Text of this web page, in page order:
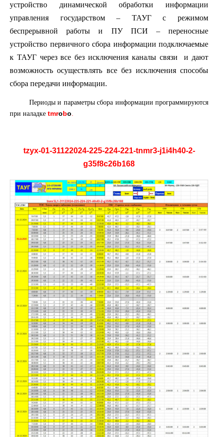
устройство динамической обработки информации
управления государством – ТАУГ с режимом
беспрерывной работы и ПУ ПСИ – переносные
устройство первичного сбора информации подключаемые
к ТАУГ через все без исключения каналы связи и дают
возможность осуществлять все без исключения способы
сбора передачи информации.
Периоды и параметры сбора информации программируются
при наладке tmrobo
tzyx-01-31122024-225-224-221-tnmr3-j1i4h40-2-
g35f8c26b168